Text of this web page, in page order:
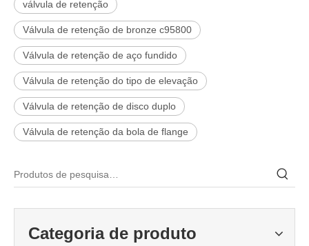
válvula de retenção
Válvula de retenção de bronze c95800
Válvula de retenção de aço fundido
Válvula de retenção do tipo de elevação
Válvula de retenção de disco duplo
Válvula de retenção da bola de flange
Categoria de produto
J-VALVES fabrica válvula de esfera de alta temperatura em aço